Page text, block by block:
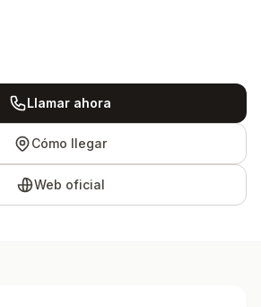
Llamar ahora
Cómo llegar
Web oficial